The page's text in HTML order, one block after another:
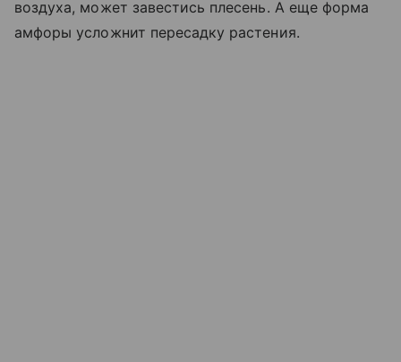
воздуха, может завестись плесень. А еще форма
амфоры усложнит пересадку растения.